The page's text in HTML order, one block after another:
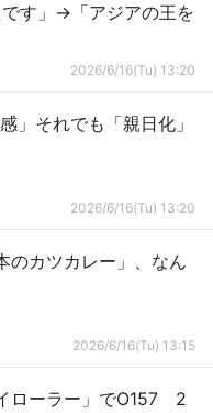
す」→「アジアの王を
2026/6/16(Tu) 13:20
」それでも「親日化」
2026/6/16(Tu) 13:20
のカツカレー」、なん
2026/6/16(Tu) 13:15
ローラー」でO157 2